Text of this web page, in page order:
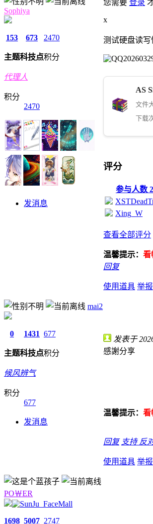
Sophiya
153
主题
673
科技点
2470
积分
代理人
积分
2470
发消息
您需要 登录
x
测试硬盘读写
AS
文件
下载
评分
参与人数 2
Xing_W
查看全部评分
温馨提示： 看
回复
使用道具 举报
mai2
0
主题
1431
科技点
677
积分
候风辨气
积分
677
发消息
发表于
感謝分享
温馨提示： 看
回复 支持 反
使用道具 举报
PO￦ER
1698 5007 2747